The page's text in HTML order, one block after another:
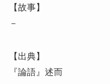
【故事】
－
【出典】
『論語』述而